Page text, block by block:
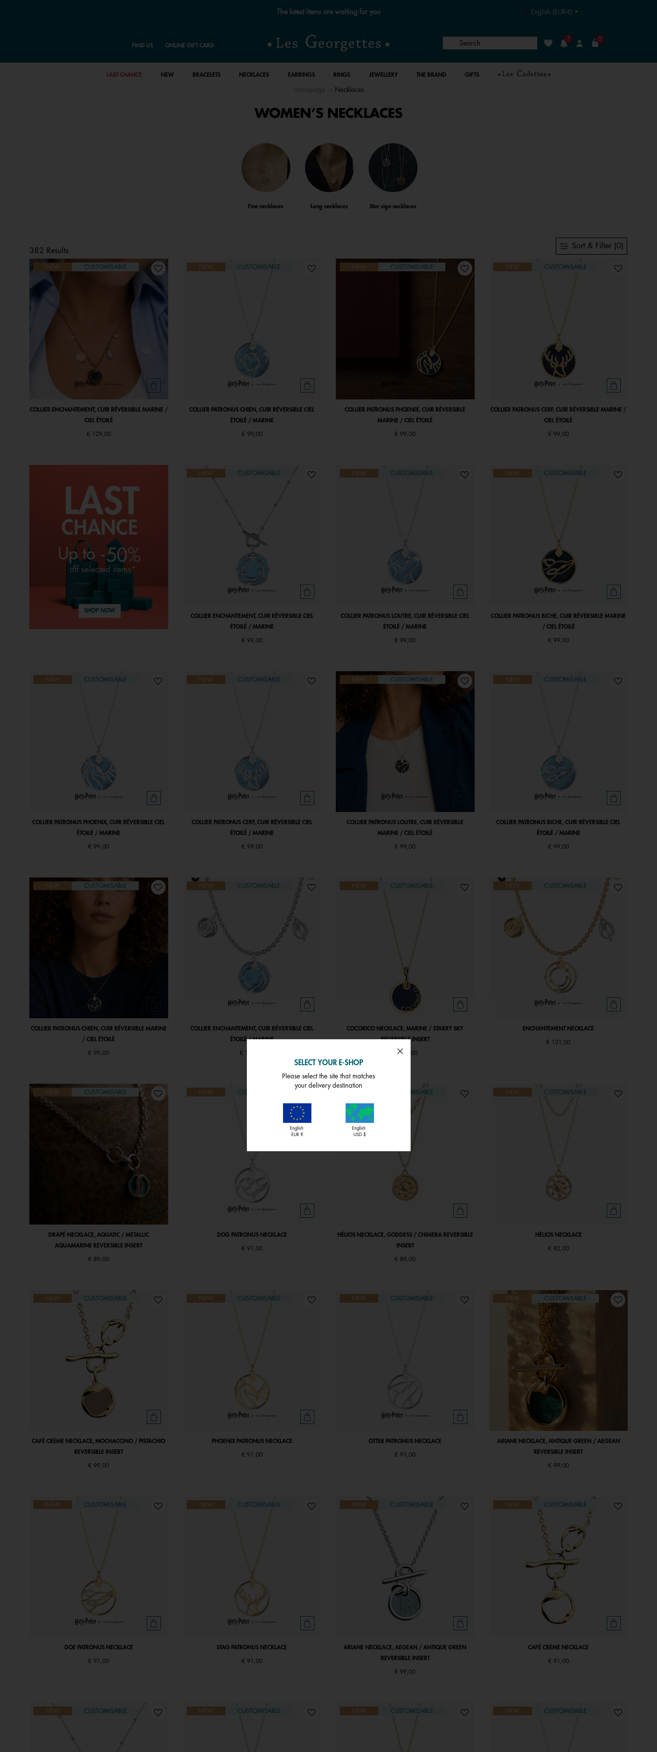
Free standard delivery for orders over €59 📦 English (EUR-€)
FIND US ONLINE GIFT CARD Search Wishlist
3
Login
0
LAST CHANCE NEW BRACELETS NECKLACES EARRINGS RINGS JEWELLERY THE BRAND GIFTS
Necklaces
WOMEN’S NECKLACES
Fine necklaces Long necklaces Star sign necklaces
382 Results
Sort & Filter (0)
NEW CUSTOMISABLE
COLLIER ENCHANTEMENT, CUIR RÉVERSIBLE MARINE /
CIEL ÉTOILÉ
€ 129,00
NEW CUSTOMISABLE
COLLIER PATRONUS CHIEN, CUIR RÉVERSIBLE CIEL
ÉTOILÉ / MARINE
€ 99,00
NEW CUSTOMISABLE
COLLIER PATRONUS PHOENIX, CUIR RÉVERSIBLE
MARINE / CIEL ÉTOILÉ
€ 99,00
NEW CUSTOMISABLE
COLLIER PATRONUS CERF, CUIR RÉVERSIBLE MARINE /
CIEL ÉTOILÉ
€ 99,00
NEW CUSTOMISABLE
COLLIER ENCHANTEMENT, CUIR RÉVERSIBLE CIEL
ÉTOILÉ / MARINE
€ 99,00
NEW CUSTOMISABLE
COLLIER PATRONUS LOUTRE, CUIR RÉVERSIBLE CIEL
ÉTOILÉ / MARINE
€ 99,00
NEW CUSTOMISABLE
COLLIER PATRONUS BICHE, CUIR RÉVERSIBLE MARINE
/ CIEL ÉTOILÉ
€ 99,00
NEW CUSTOMISABLE
COLLIER PATRONUS PHOENIX, CUIR RÉVERSIBLE CIEL
ÉTOILÉ / MARINE
€ 99,00
NEW CUSTOMISABLE
COLLIER PATRONUS CERF, CUIR RÉVERSIBLE CIEL
ÉTOILÉ / MARINE
€ 99,00
NEW CUSTOMISABLE
COLLIER PATRONUS LOUTRE, CUIR RÉVERSIBLE
MARINE / CIEL ÉTOILÉ
€ 99,00
NEW CUSTOMISABLE
COLLIER PATRONUS BICHE, CUIR RÉVERSIBLE CIEL
ÉTOILÉ / MARINE
€ 99,00
NEW CUSTOMISABLE
COLLIER PATRONUS CHIEN, CUIR RÉVERSIBLE MARINE
/ CIEL ÉTOILÉ
€ 99,00
NEW CUSTOMISABLE
COLLIER ENCHANTEMENT, CUIR RÉVERSIBLE CIEL
ÉTOILÉ / MARINE
€ 129,00
NEW CUSTOMISABLE
COCORICO NECKLACE, MARINE / STARRY SKY
REVERSIBLE INSERT
€ 129,00
NEW CUSTOMISABLE
ENCHANTEMENT NECKLACE
€ 121,00
NEW CUSTOMISABLE
DRAPÉ NECKLACE, AQUATIC / METALLIC
AQUAMARINE REVERSIBLE INSERT
€ 89,00
NEW CUSTOMISABLE
DOG PATRONUS NECKLACE
€ 91,00
CUSTOMISABLE
HÉLIOS NECKLACE, GODDESS / CHIMERA REVERSIBLE
INSERT
€ 89,00
NEW CUSTOMISABLE
HÉLIOS NECKLACE
€ 82,00
NEW CUSTOMISABLE
CAFÉ CRÈME NECKLACE, MOCHACCINO / PISTACHIO
REVERSIBLE INSERT
€ 99,00
NEW CUSTOMISABLE
PHOENIX PATRONUS NECKLACE
€ 91,00
NEW CUSTOMISABLE
OTTER PATRONUS NECKLACE
€ 91,00
NEW CUSTOMISABLE
ARIANE NECKLACE, ANTIQUE GREEN / AEGEAN
REVERSIBLE INSERT
€ 99,00
NEW CUSTOMISABLE
DOE PATRONUS NECKLACE
€ 91,00
NEW CUSTOMISABLE
STAG PATRONUS NECKLACE
€ 91,00
NEW CUSTOMISABLE
ARIANE NECKLACE, AEGEAN / ANTIQUE GREEN
REVERSIBLE INSERT
€ 99,00
NEW CUSTOMISABLE
CAFÉ CRÈME NECKLACE
€ 91,00
NEW CUSTOMISABLE NEW CUSTOMISABLE NEW CUSTOMISABLE NEW CUSTOMISABLE
SELECT YOUR E-SHOP
Please select the site that matches
your delivery destination
English
EUR €
English
USD $